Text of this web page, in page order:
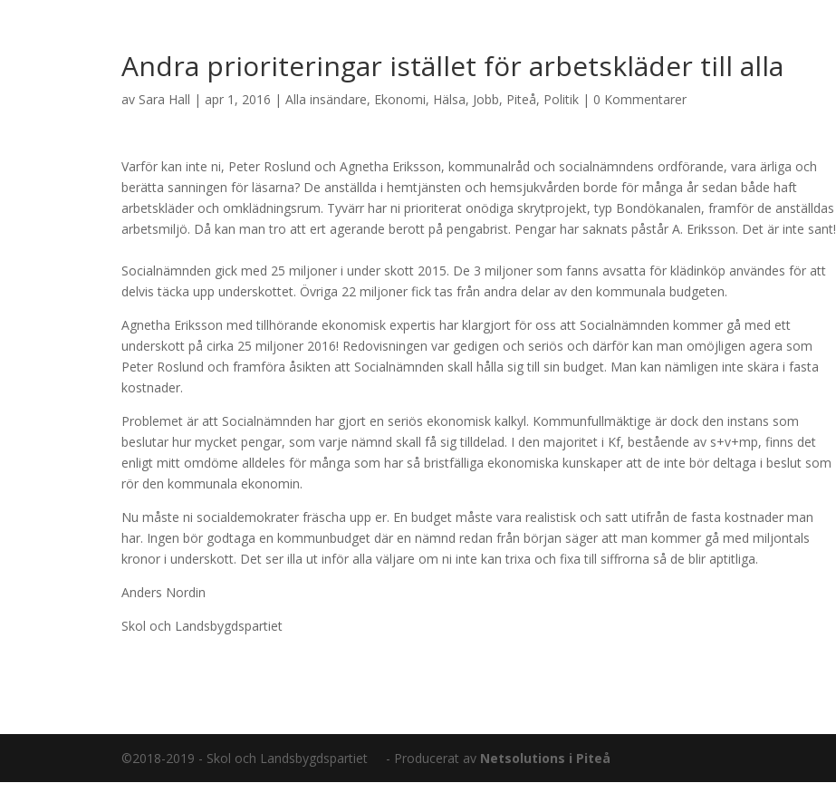
Andra prioriteringar istället för arbetskläder till alla
av Sara Hall | apr 1, 2016 |Alla insändare, Ekonomi, Hälsa, Jobb, Piteå, Politik | 0 Kommentarer
Varför kan inte ni, Peter Roslund och Agnetha Eriksson, kommunalråd och socialnämndens ordförande, vara ärliga och
berätta sanningen för läsarna? De anställda i hemtjänsten och hemsjukvården borde för många år sedan både haft
arbetskläder och omklädningsrum. Tyvärr har ni prioriterat onödiga skrytprojekt, typ Bondökanalen, framför de anställdas
arbetsmiljö. Då kan man tro att ert agerande berott på pengabrist. Pengar har saknats påstår A. Eriksson. Det är inte sant!
Socialnämnden gick med 25 miljoner i under skott 2015. De 3 miljoner som fanns avsatta för klädinköp användes för att
delvis täcka upp underskottet. Övriga 22 miljoner fick tas från andra delar av den kommunala budgeten.
Agnetha Eriksson med tillhörande ekonomisk expertis har klargjort för oss att Socialnämnden kommer gå med ett
underskott på cirka 25 miljoner 2016! Redovisningen var gedigen och seriös och därför kan man omöjligen agera som
Peter Roslund och framföra åsikten att Socialnämnden skall hålla sig till sin budget. Man kan nämligen inte skära i fasta
kostnader.
Problemet är att Socialnämnden har gjort en seriös ekonomisk kalkyl. Kommunfullmäktige är dock den instans som
beslutar hur mycket pengar, som varje nämnd skall få sig tilldelad. I den majoritet i Kf, bestående av s+v+mp, finns det
enligt mitt omdöme alldeles för många som har så bristfälliga ekonomiska kunskaper att de inte bör deltaga i beslut som
rör den kommunala ekonomin.
Nu måste ni socialdemokrater fräscha upp er. En budget måste vara realistisk och satt utifrån de fasta kostnader man
har. Ingen bör godtaga en kommunbudget där en nämnd redan från början säger att man kommer gå med miljontals
kronor i underskott. Det ser illa ut inför alla väljare om ni inte kan trixa och fixa till siffrorna så de blir aptitliga.
Anders Nordin
Skol och Landsbygdspartiet
©2018-2019 - Skol och Landsbygdspartiet - Producerat av Netsolutions i Piteå